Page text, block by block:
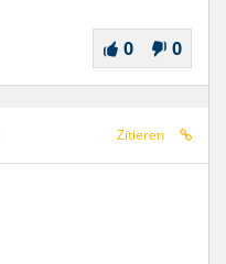
0 0
Zitieren